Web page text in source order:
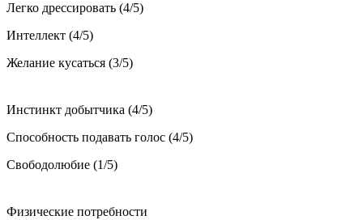
Легко дрессировать (4/5)
Интеллект (4/5)
Желание кусаться (3/5)
Инстинкт добытчика (4/5)
Способность подавать голос (4/5)
Свободолюбие (1/5)
Физические потребности